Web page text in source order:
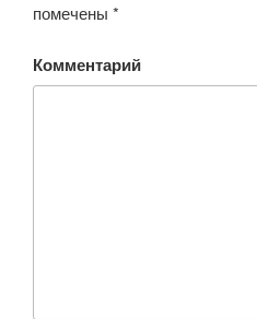
помечены *
Комментарий